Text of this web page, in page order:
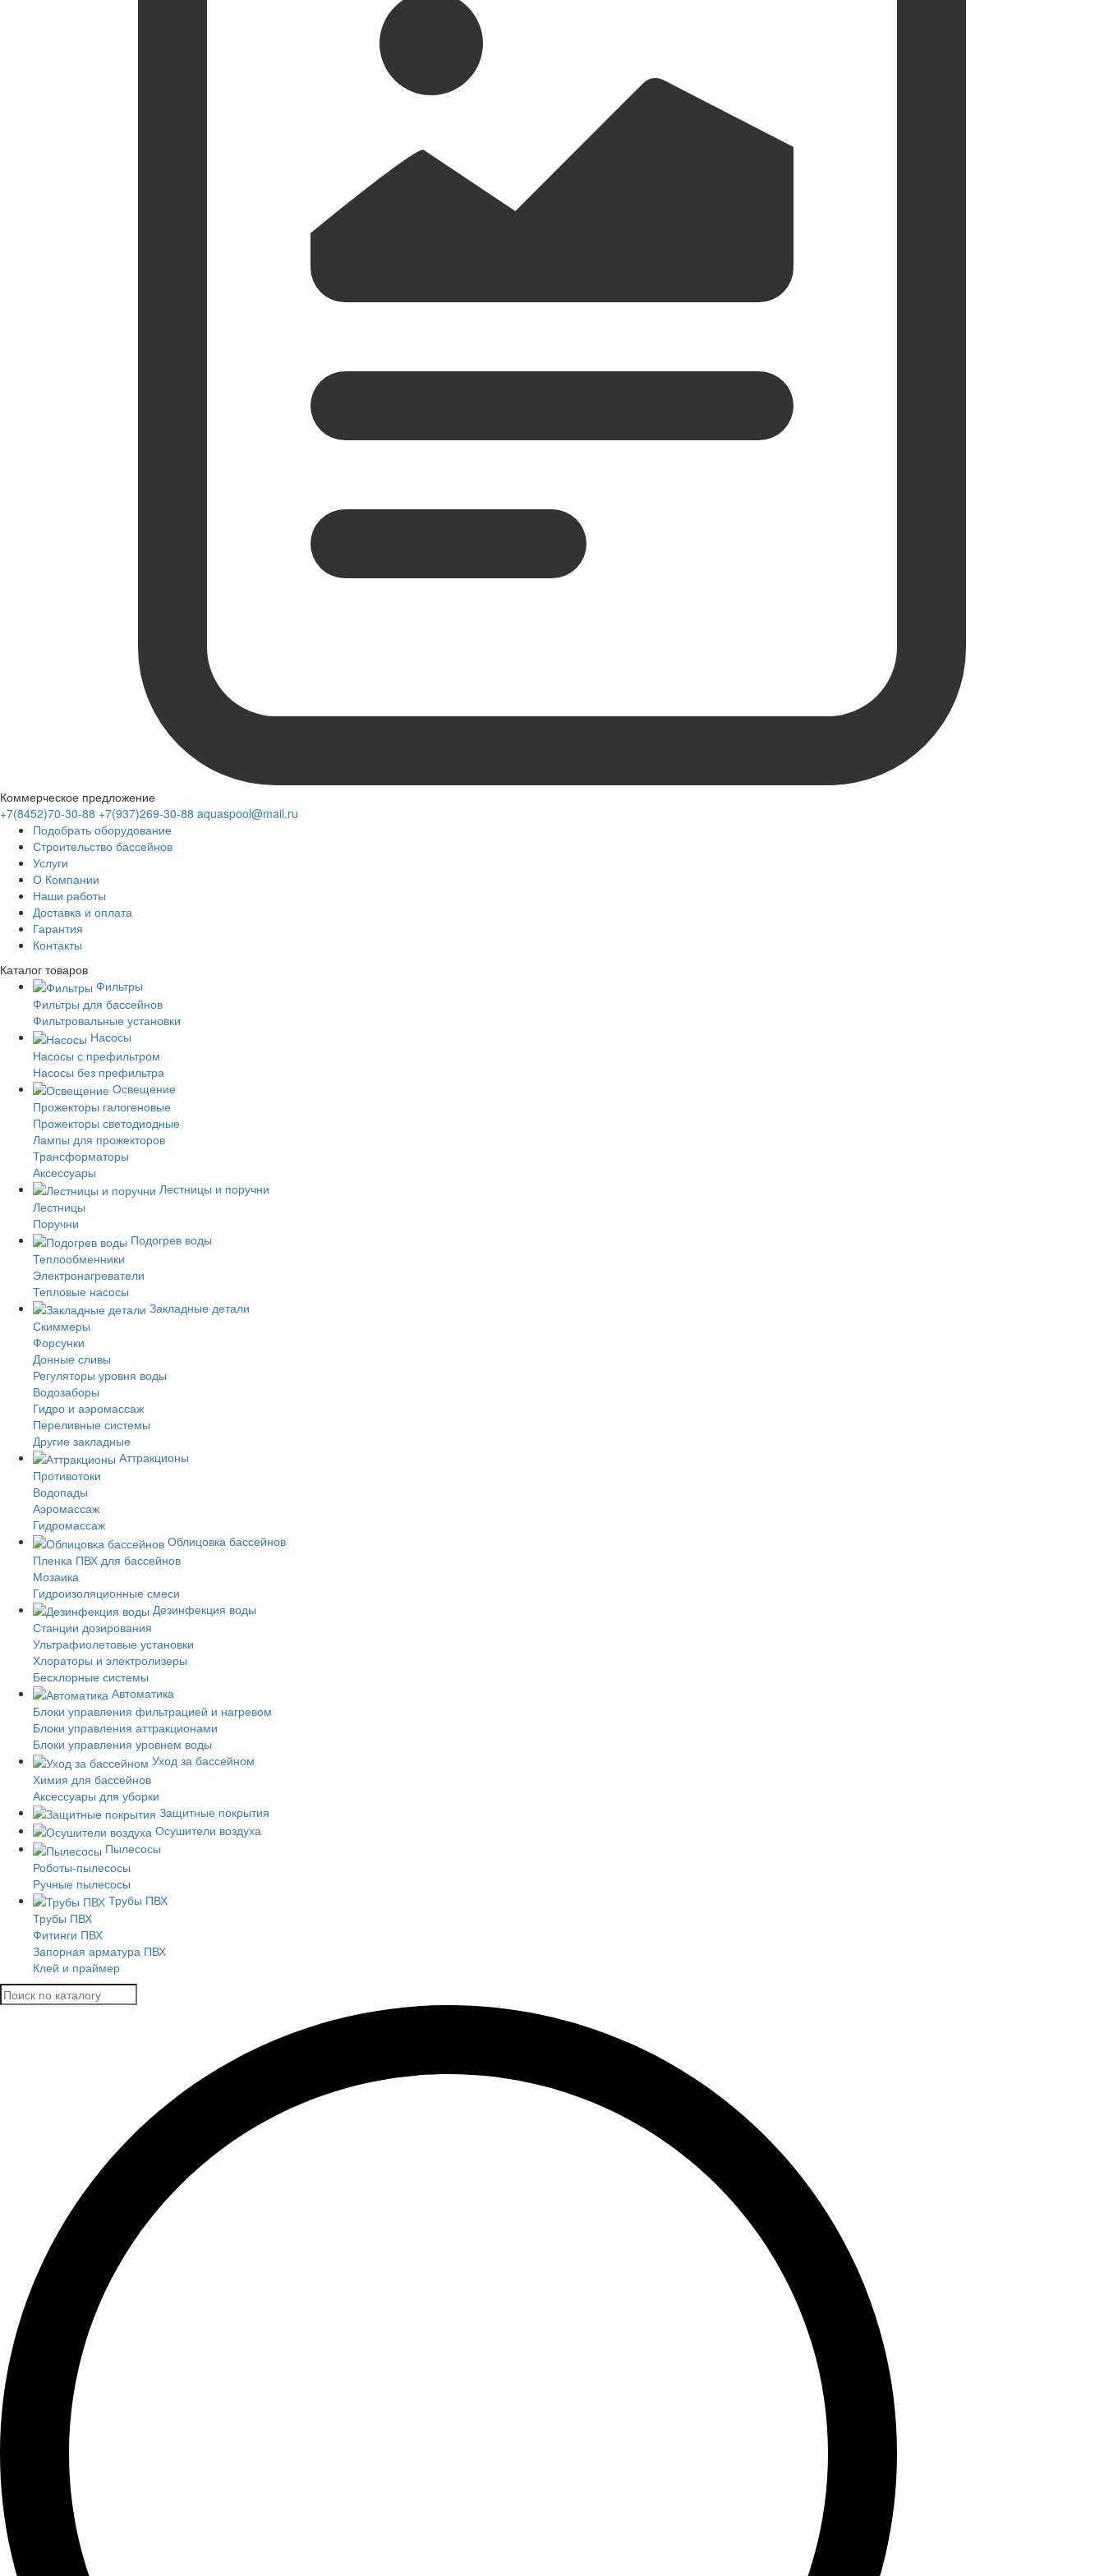
Коммерческое предложение
+7(8452)70-30-88 +7(937)269-30-88 aquaspool@mail.ru
Подобрать оборудование
Строительство бассейнов
Услуги
О Компании
Наши работы
Доставка и оплата
Гарантия
Контакты
Каталог товаров
Фильтры
Фильтры для бассейнов
Фильтровальные установки
Насосы
Насосы с префильтром
Насосы без префильтра
Освещение
Прожекторы галогеновые
Прожекторы светодиодные
Лампы для прожекторов
Трансформаторы
Аксессуары
Лестницы и поручни
Лестницы
Поручни
Подогрев воды
Теплообменники
Электронагреватели
Тепловые насосы
Закладные детали
Скиммеры
Форсунки
Донные сливы
Регуляторы уровня воды
Водозаборы
Гидро и аэромассаж
Переливные системы
Другие закладные
Аттракционы
Противотоки
Водопады
Аэромассаж
Гидромассаж
Облицовка бассейнов
Пленка ПВХ для бассейнов
Мозаика
Гидроизоляционные смеси
Дезинфекция воды
Станции дозирования
Ультрафиолетовые установки
Хлораторы и электролизеры
Бесхлорные системы
Автоматика
Блоки управления фильтрацией и нагревом
Блоки управления аттракционами
Блоки управления уровнем воды
Уход за бассейном
Химия для бассейнов
Аксессуары для уборки
Защитные покрытия
Осушители воздуха
Пылесосы
Роботы-пылесосы
Ручные пылесосы
Трубы ПВХ
Трубы ПВХ
Фитинги ПВХ
Запорная арматура ПВХ
Клей и праймер